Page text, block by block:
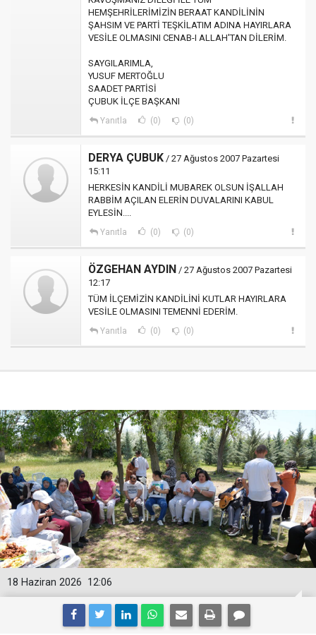
HEMŞEHRİLERİMİZİN BERAAT KANDİLİNİN
ŞAHSIM VE PARTİ TEŞKİLATIM ADINA HAYIRLARA
VESİLE OLMASINI CENAB-I ALLAH'TAN DİLERİM.
SAYGILARIMLA,
YUSUF MERTOĞLU
SAADET PARTİSİ
ÇUBUK İLÇE BAŞKANI
Yanıtla (0) (0)
DERYA ÇUBUK / 27 Ağustos 2007 Pazartesi
15:11
HERKESİN KANDİLİ MUBAREK OLSUN İŞALLAH
RABBİM AÇILAN ELERİN DUVALARINI KABUL
EYLESİN....
Yanıtla (0) (0)
ÖZGEHAN AYDIN / 27 Ağustos 2007 Pazartesi
12:17
TÜM İLÇEMİZİN KANDİLİNİ KUTLAR HAYIRLARA
VESİLE OLMASINI TEMENNİ EDERİM.
Yanıtla (0) (0)
12:06
18 Haziran 2026